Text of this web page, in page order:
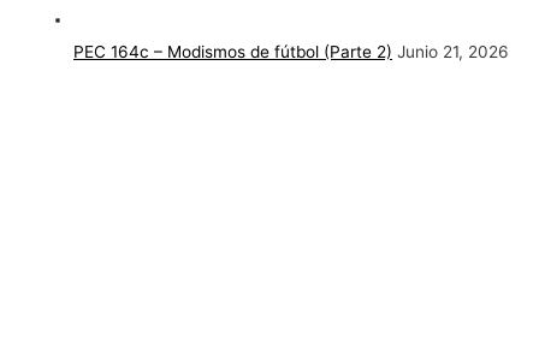
PEC 164c – Modismos de fútbol (Parte 2) Junio 21, 2026